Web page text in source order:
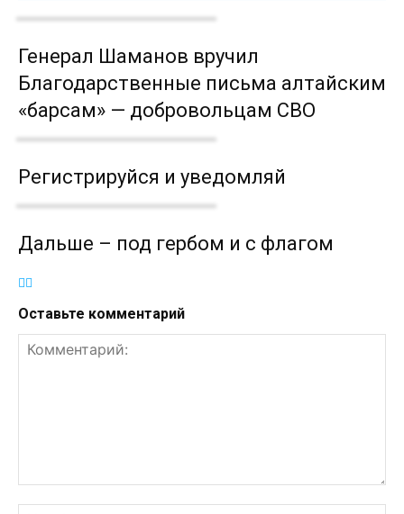
Генерал Шаманов вручил
Благодарственные письма алтайским
«барсам» — добровольцам СВО
Регистрируйся и уведомляй
Дальше – под гербом и с флагом
Оставьте комментарий